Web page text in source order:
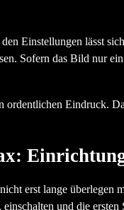
Einstellungen lässt
Sofern das Bild nur
ordentlichen Eindruck.
erst lange
und die